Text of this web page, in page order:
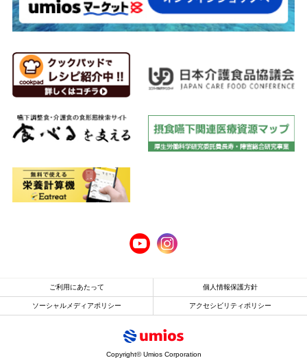
ご利用にあたって 個人情報保護方針
ソーシャルメディアポリシー アクセシビリティポリシー
Copyright© Umios Corporation